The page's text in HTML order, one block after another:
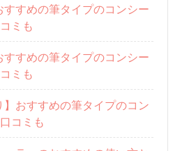
すすめの筆タイプのコンシー
ミも
すすめの筆タイプのコンシー
ミも
】おすすめの筆タイプのコン
コミも